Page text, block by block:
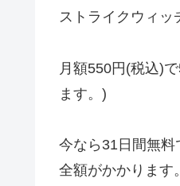
ストライクウィッ
月額550円(税込)
ます。)
今なら31日間無
全額がかかります